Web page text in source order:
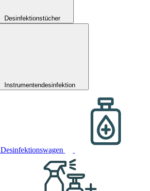
Desinfektionstücher
Instrumentendesinfektion
Desinfektionswagen